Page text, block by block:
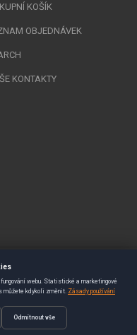
KOŠÍK
OBJEDNÁVEK
KONTAKTY
vyhrazena.
webu. Statistické a marketingové
můžete kdykoli změnit. Zásady používání
Odmítnout vše